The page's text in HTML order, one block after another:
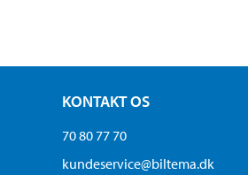
KONTAKT OS
70 80 77 70
kundeservice@biltema.dk